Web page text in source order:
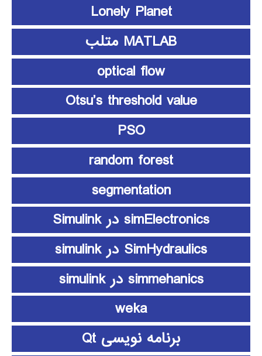
Lonely Planet
MATLAB متلب
optical flow
Otsu’s threshold value
PSO
random forest
segmentation
simElectronics در Simulink
SimHydraulics در simulink
simmehanics در simulink
weka
برنامه نویسی Qt